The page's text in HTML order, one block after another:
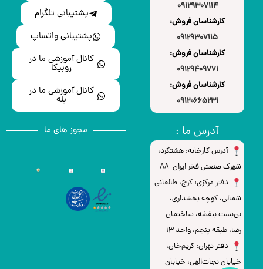
09129307114
کارشناسان فروش:
09129307115
کارشناسان فروش:
09129409771
کارشناسان فروش:
09120665231
آدرس ما :
آدرس کارخانه: هشتگرد،
شهرک صنعتی فخر ایران A8
دفتر مرکزی: کرج، طالقانی
شمالی، کوچه بخشداری،
بن‌بست بنفشه، ساختمان
رضا، طبقه پنجم، واحد ۱۳
دفتر تهران: کریم‌خان،
خیابان نجات‌الهی، خیابان
پشتیبانی تلگرام
پشتیبانی واتساپ
کانال آموزشی ما در
روبیکا
کانال آموزشی ما در
بله
مجوز های ما